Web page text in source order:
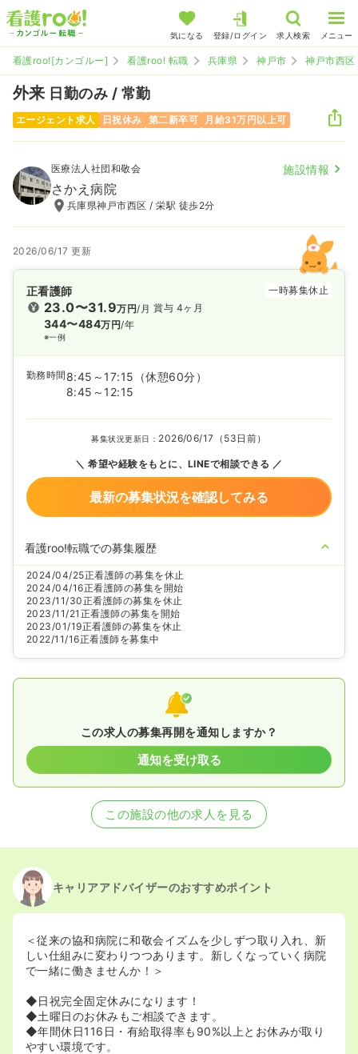
気になる 登録/ログイン 求人検索 メニュー
看護roo![カンゴルー] 看護roo! 転職 兵庫県 神戸市 神戸市西区
外来 日勤のみ / 常勤
エージェント求人 日祝休み 第二新卒可 月給31万円以上可
医療法人社団和敬会 施設情報
さかえ病院
兵庫県神戸市西区 / 栄駅 徒歩2分
2026/06/17 更新
正看護師 一時募集休止
23.0〜31.9万円/月
344〜484万円/年
※一例
賞与 4ヶ月
勤務時間 8:45～17:15
（休憩60分）
8:45～12:15
募集状況更新日： 2026/06/17（53日前）
希望や経験をもとに、LINEで相談できる
最新の募集状況を確認してみる
看護roo!転職での募集履歴
2024/04/25正看護師の募集を休止
2024/04/16正看護師の募集を開始
2023/11/30正看護師の募集を休止
2023/11/21 正看護師の募集を開始
2023/01/19正看護師の募集を休止
2022/11/16正看護師を募集中
この求人の募集再開を通知しますか？
通知を受け取る
この施設の他の求人を見る
キャリアアドバイザーのおすすめポイント
＜従来の協和病院に和敬会イズムを少しずつ取り入れ、新
しい仕組みに変わりつつあります。新しくなっていく病院
で一緒に働きませんか！＞
◆日祝完全固定休みになります！
◆土曜日のお休みもご相談できます。
◆年間休日116日・有給取得率も90%以上とお休みが取り
やすい環境です。